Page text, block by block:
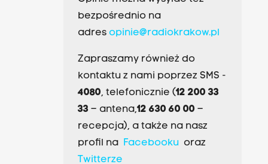
bezpośrednio na
adres opinie@radiokrakow.pl
Zapraszamy również do
kontaktu z nami poprzez SMS -
4080, telefonicznie (12 200 33
33– antena,12 630 60 00 –
recepcja), a także na nasz
profil na Facebookuoraz
Twitterze